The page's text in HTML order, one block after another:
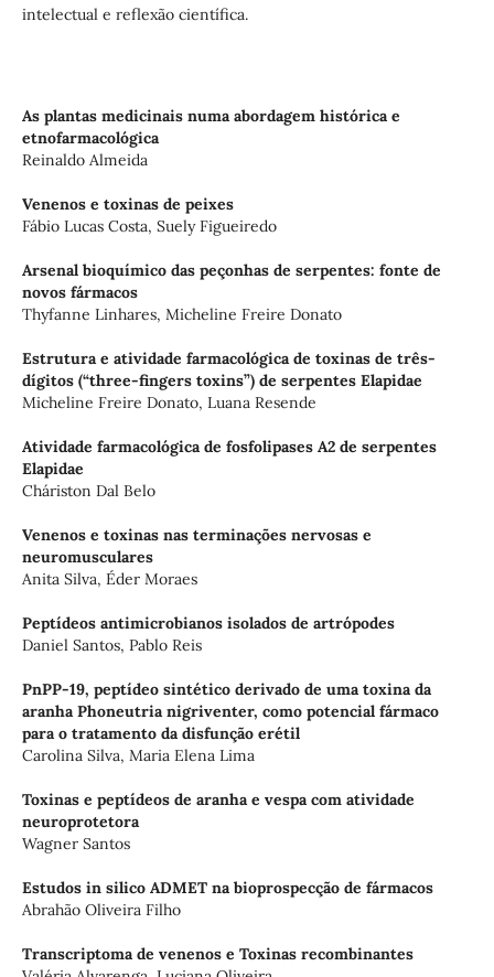
intelectual e reflexão científica.
As plantas medicinais numa abordagem histórica e
etnofarmacológica
Reinaldo Almeida
Venenos e toxinas de peixes
Fábio Lucas Costa, Suely Figueiredo
Arsenal bioquímico das peçonhas de serpentes: fonte de
novos fármacos
Thyfanne Linhares, Micheline Freire Donato
Estrutura e atividade farmacológica de toxinas de três-
dígitos (“three-fingers toxins”) de serpentes Elapidae
Micheline Freire Donato, Luana Resende
Atividade farmacológica de fosfolipases A2 de serpentes
Elapidae
Cháriston Dal Belo
Venenos e toxinas nas terminações nervosas e
neuromusculares
Anita Silva, Éder Moraes
Peptídeos antimicrobianos isolados de artrópodes
Daniel Santos, Pablo Reis
PnPP-19, peptídeo sintético derivado de uma toxina da
aranha Phoneutria nigriventer, como potencial fármaco
para o tratamento da disfunção erétil
Carolina Silva, Maria Elena Lima
Toxinas e peptídeos de aranha e vespa com atividade
neuroprotetora
Wagner Santos
Estudos in silico ADMET na bioprospecção de fármacos
Abrahão Oliveira Filho
Transcriptoma de venenos e Toxinas recombinantes